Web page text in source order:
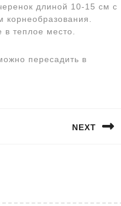
длиной 10-15 см с
теплое место.
пересадить в
NEXT